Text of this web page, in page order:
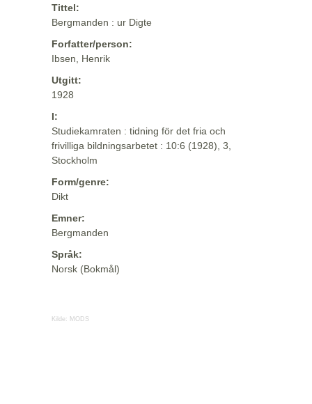
Tittel:
Bergmanden : ur Digte
Forfatter/person:
Ibsen, Henrik
Utgitt:
1928
I:
Studiekamraten : tidning för det fria och
frivilliga bildningsarbetet : 10:6 (1928), 3,
Stockholm
Form/genre:
Dikt
Emner:
Bergmanden
Språk:
Norsk (Bokmål)
Kilde: MODS